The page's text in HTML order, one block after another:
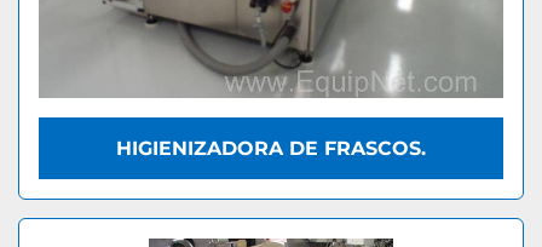
HIGIENIZADORA DE FRASCOS.